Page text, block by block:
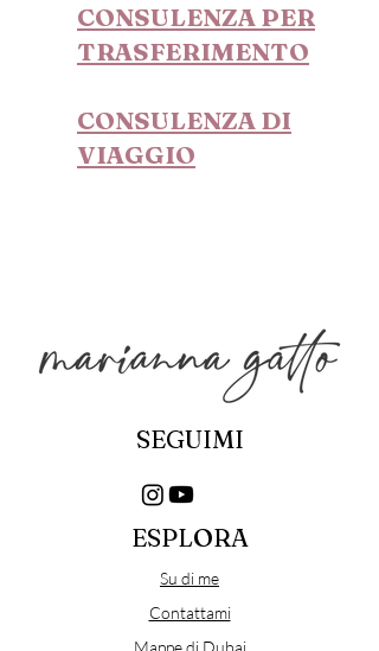
CONSULENZA PER
TRASFERIMENTO
CONSULENZA DI
VIAGGIO
SEGUIMI
ESPLORA
Su di me
Contattami